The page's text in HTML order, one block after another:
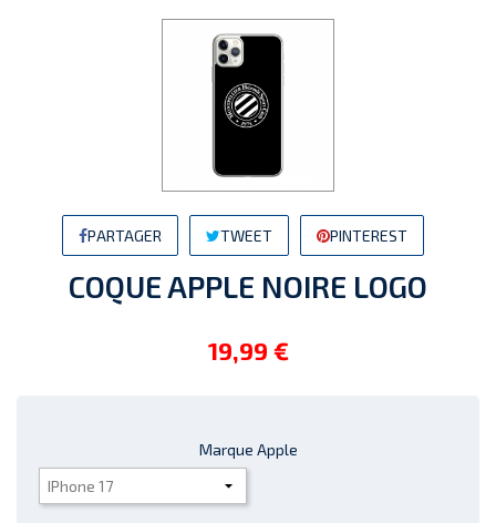
PARTAGER TWEET PINTEREST
COQUE APPLE NOIRE LOGO
19,99 €
Marque Apple